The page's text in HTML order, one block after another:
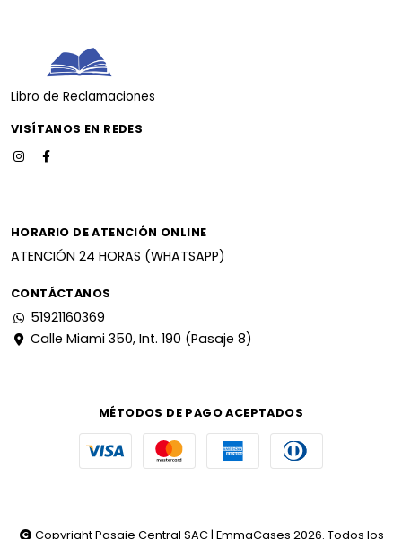
Libro de Reclamaciones
VISÍTANOS EN REDES
HORARIO DE ATENCIÓN ONLINE
ATENCIÓN 24 HORAS (WHATSAPP)
CONTÁCTANOS
51921160369
Calle Miami 350, Int. 190 (Pasaje 8)
MÉTODOS DE PAGO ACEPTADOS
Copyright Pasaje Central SAC | EmmaCases 2026. Todos los